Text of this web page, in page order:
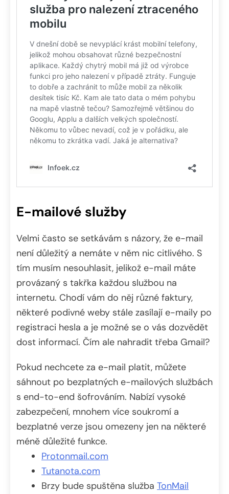
E-mailové služby
Velmi často se setkávám s názory, že e-mail
není důležitý a nemáte v něm nic citlivého. S
tím musím nesouhlasit, jelikož e-mail máte
provázaný s takřka každou službou na
internetu. Chodí vám do něj různé faktury,
některé podivné weby stále zasílají e-maily po
registraci hesla a je možné se o vás dozvědět
dost informací. Čím ale nahradit třeba Gmail?
Pokud nechcete za e-mail platit, můžete
sáhnout po bezplatných e-mailových službách
s end-to-end šofrováním. Nabízí vysoké
zabezpečení, mnohem více soukromí a
bezplatné verze jsou omezeny jen na některé
méně důležité funkce.
Protonmail.com
Tutanota.com
Brzy bude spuštěna služba TonMail